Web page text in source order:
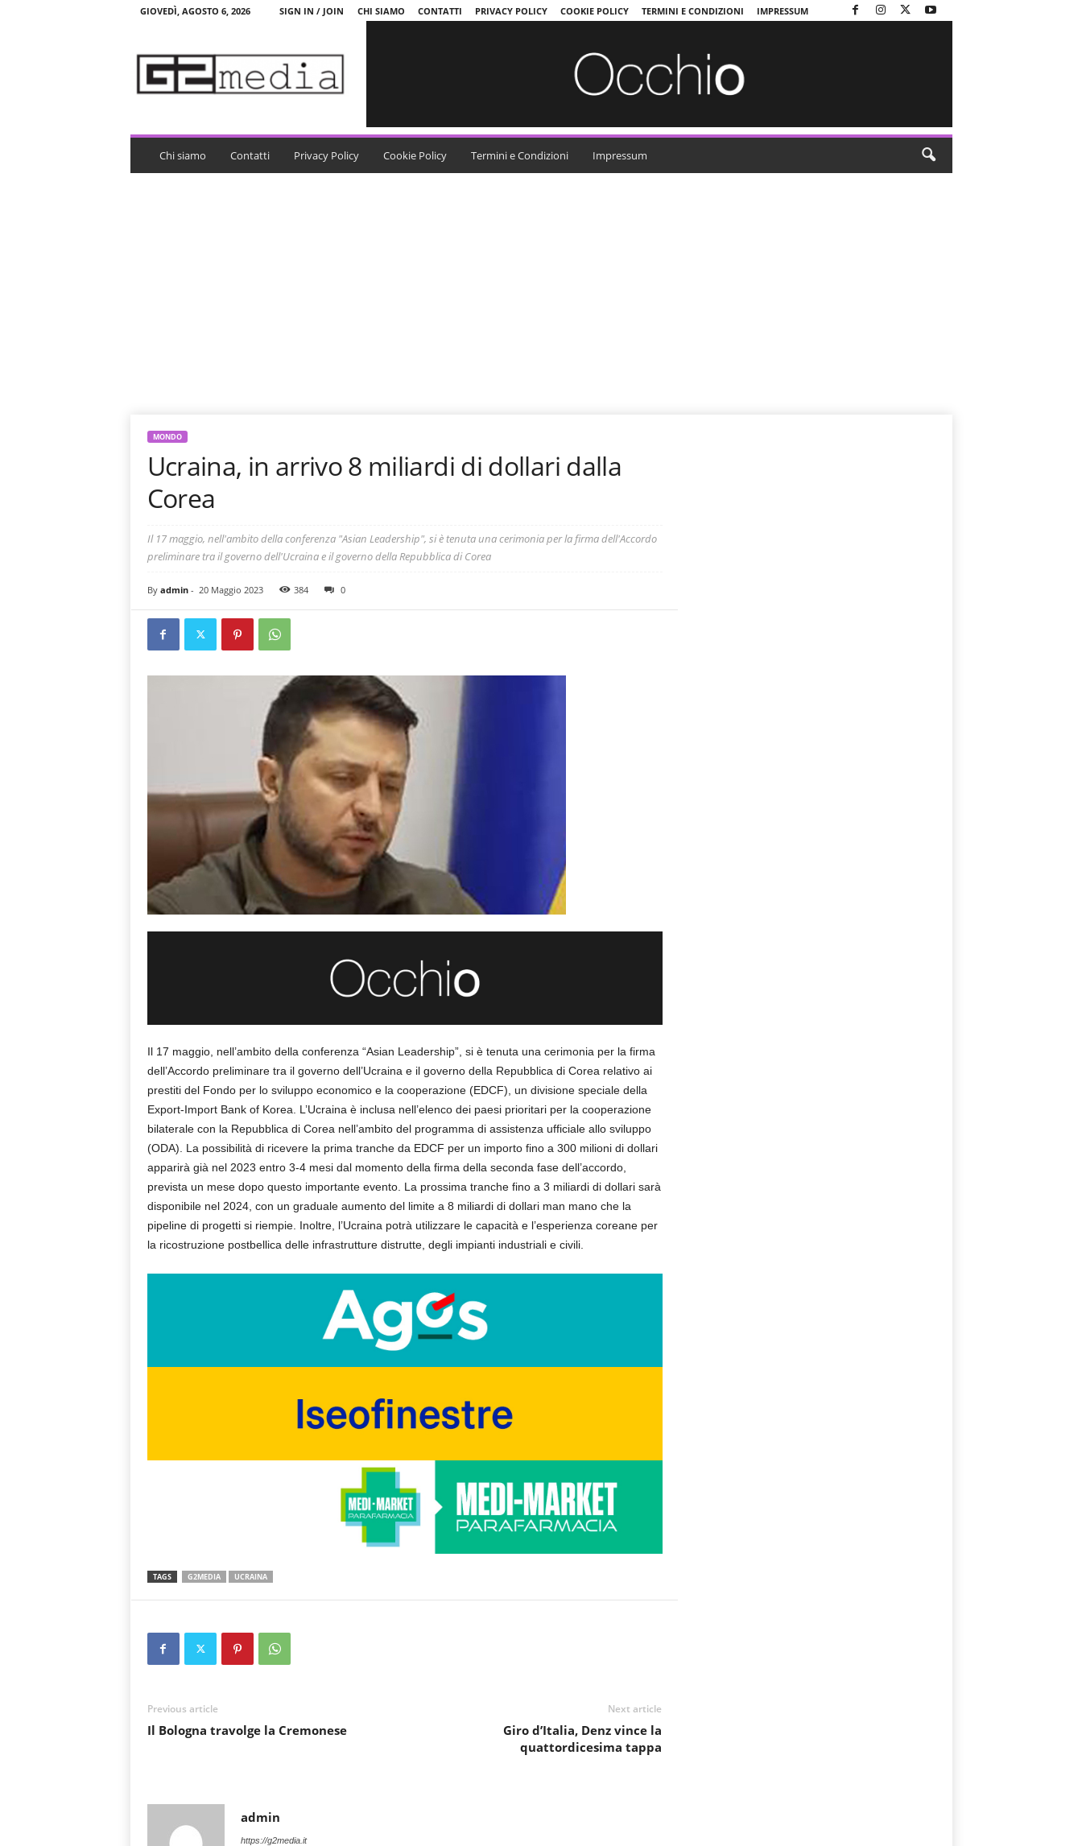
GIOVEDÌ, AGOSTO 6, 2026 SIGN IN / JOIN CHI SIAMO CONTATTI PRIVACY POLICY COOKIE POLICY TERMINI E CONDIZIONI IMPRESSUM
a
Chi siamo Contatti Privacy Policy Cookie Policy Termini e Condizioni Impressum
MONDO
Ucraina, in arrivo 8 miliardi di dollari dalla
Corea
Il 17 maggio, nell'ambito della conferenza "Asian Leadership", si è tenuta una cerimonia per la firma dell'Accordo
preliminare tra il governo dell'Ucraina e il governo della Repubblica di Corea
By admin- 20 Maggio 2023 384 0
Il 17 maggio, nell’ambito della conferenza “Asian Leadership”, si è tenuta una cerimonia per la firma
dell’Accordo preliminare tra il governo dell’Ucraina e il governo della Repubblica di Corea relativo ai
prestiti del Fondo per lo sviluppo economico e la cooperazione (EDCF), un divisione speciale della
Export-Import Bank of Korea. L’Ucraina è inclusa nell’elenco dei paesi prioritari per la cooperazione
bilaterale con la Repubblica di Corea nell’ambito del programma di assistenza ufficiale allo sviluppo
(ODA). La possibilità di ricevere la prima tranche da EDCF per un importo fino a 300 milioni di dollari
apparirà già nel 2023 entro 3-4 mesi dal momento della firma della seconda fase dell’accordo,
prevista un mese dopo questo importante evento. La prossima tranche fino a 3 miliardi di dollari sarà
disponibile nel 2024, con un graduale aumento del limite a 8 miliardi di dollari man mano che la
pipeline di progetti si riempie. Inoltre, l’Ucraina potrà utilizzare le capacità e l’esperienza coreane per
la ricostruzione postbellica delle infrastrutture distrutte, degli impianti industriali e civili.
TAGS G2MEDIA UCRAINA
Previous article
Il Bologna travolge la Cremonese
Next article
Giro d’Italia, Denz vince la
quattordicesima tappa
admin
https://g2media.it